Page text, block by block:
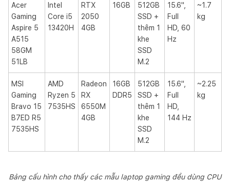
Acer
Gaming
Aspire 5
A515
58GM
51LB
Intel
Core i5
13420H
RTX
2050
4GB
16GB
512GB
SSD +
thêm 1
khe
SSD
M.2
15.6",
Full
HD, 60
Hz
~1.7
kg
MSI
Gaming
Bravo 15
B7ED R5
7535HS
AMD
Ryzen 5
7535HS
Radeon
RX
6550M
4GB
16GB
DDR5
512GB
SSD +
thêm 1
khe
SSD
M.2
15.6",
Full
HD,
144 Hz
~2.25
kg
Bảng cấu hình cho thấy các mẫu laptop gaming đều dùng CPU